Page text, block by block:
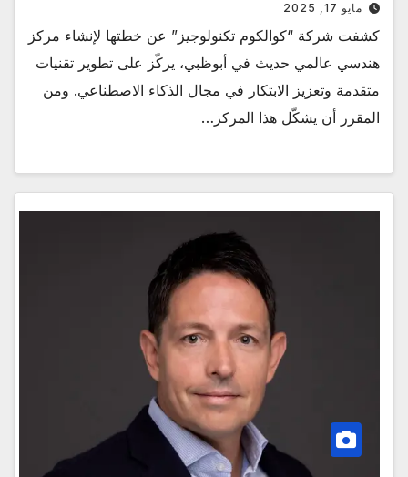
مايو 17, 2025
كشفت شركة “كوالكوم تكنولوجيز” عن خطتها لإنشاء مركز
هندسي عالمي حديث في أبوظبي، يركّز على تطوير تقنيات
متقدمة وتعزيز الابتكار في مجال الذكاء الاصطناعي. ومن
المقرر أن يشكّل هذا المركز…